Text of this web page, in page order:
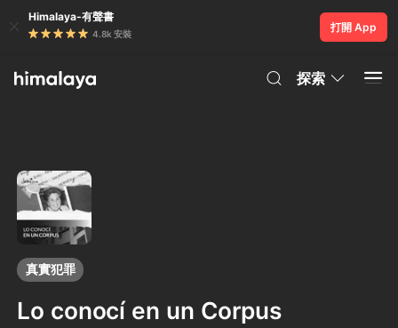
Himalaya-有聲書
4.8k 安裝
打開 App
探索
真實犯罪
Lo conocí en un Corpus